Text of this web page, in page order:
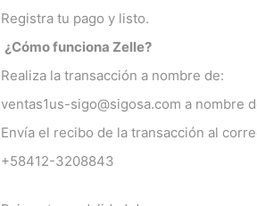
Registra tu pago y listo.
¿Cómo funciona Zelle?
Realiza la transacción a nombre de:
ventas1us-sigo@sigosa.com a nombre
Envía el recibo de la transacción al
+58412-3208843